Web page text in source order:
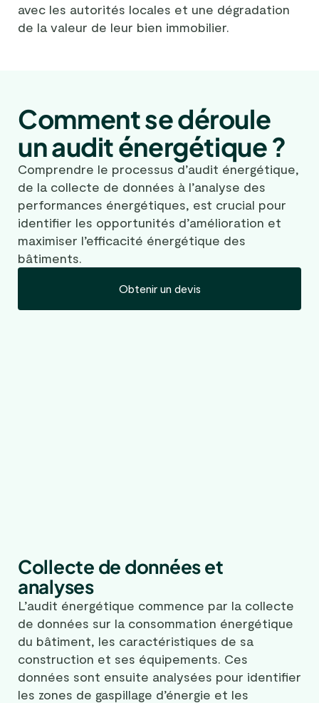
avec les autorités locales et une dégradation
de la valeur de leur bien immobilier.
Comment se déroule
un audit énergétique ?
Comprendre le processus d’audit énergétique,
de la collecte de données à l’analyse des
performances énergétiques, est crucial pour
identifier les opportunités d’amélioration et
maximiser l’efficacité énergétique des
bâtiments.
Obtenir un devis
Collecte de données et
analyses
L’audit énergétique commence par la collecte
de données sur la consommation énergétique
du bâtiment, les caractéristiques de sa
construction et ses équipements. Ces
données sont ensuite analysées pour identifier
les zones de gaspillage d’énergie et les